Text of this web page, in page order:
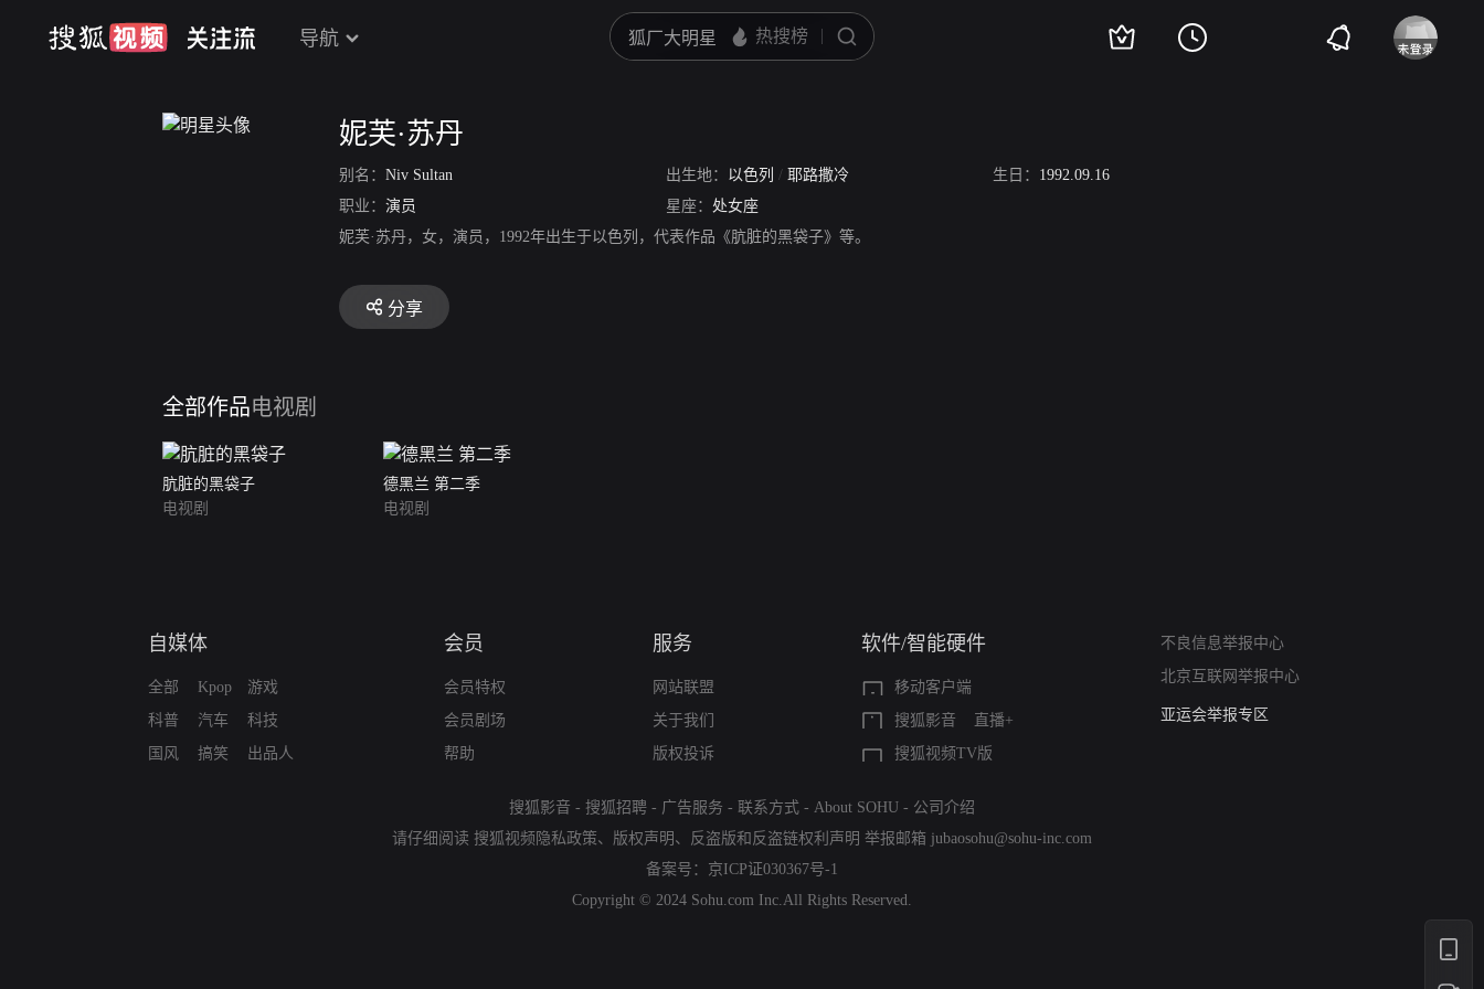
导航
妮芙·苏丹
别名： Niv Sultan 出生地： 以色列 / 耶路撒冷 生日： 1992.09.16
职业： 演员 星座： 处女座
妮芙·苏丹，女，演员，1992年出生于以色列，代表作品《肮脏的黑袋子》等。
分享
全部作品电视剧
肮脏的黑袋子
电视剧
德黑兰 第二季
电视剧
自媒体
全部
科普
国风
Kpop
汽车
搞笑
游戏
科技
出品人
会员
会员特权
会员剧场
帮助
服务
网站联盟
关于我们
版权投诉
软件/智能硬件
移动客户端
搜狐影音
直播+
搜狐视频TV版
不良信息举报中心
北京互联网举报中心
算法推荐专项举报
亚运会举报专区
搜狐影音 - 搜狐招聘 - 广告服务 - 联系方式 - About SOHU - 公司介绍
请仔细阅读 搜狐视频隐私政策、 版权声明 、 反盗版和反盗链权利声明 举报邮箱 jubaosohu@sohu-inc.com
备案号： 京ICP证030367号-1
Copyright © 2024 Sohu.com Inc.All Rights Reserved.